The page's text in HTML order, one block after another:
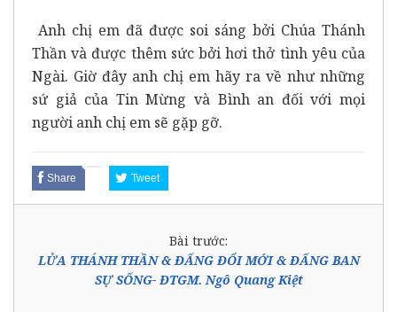
Anh chị em đã được soi sáng bởi Chúa Thánh
Thần và được thêm sức bởi hơi thở tình yêu của
Ngài. Giờ đây anh chị em hãy ra về như những
sứ giả của Tin Mừng và Bình an đối với mọi
người anh chị em sẽ gặp gỡ.
Share Tweet
Bài trước:
LỬA THÁNH THẦN & ĐẤNG ĐỔI MỚI & ĐẤNG BAN
SỰ SỐNG- ĐTGM. Ngô Quang Kiệt